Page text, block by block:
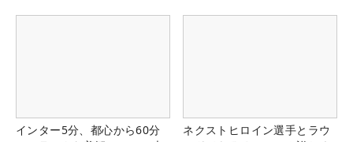
インター5分、都心から60分
ネクストヒロイン選手とラウ